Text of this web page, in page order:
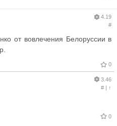
4.19
#
от вовлечения Белоруссии в
0
3.46
#| ↑
0